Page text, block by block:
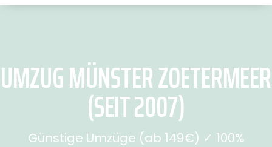
UMZUG MÜNSTER ZOETERMEER
(SEIT 2007)
Günstige Umzüge (ab 149€) ✓ 100%